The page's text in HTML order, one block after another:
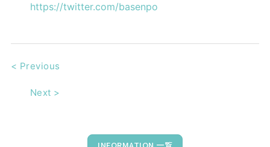
https://twitter.com/basenpo
< Previous
Next >